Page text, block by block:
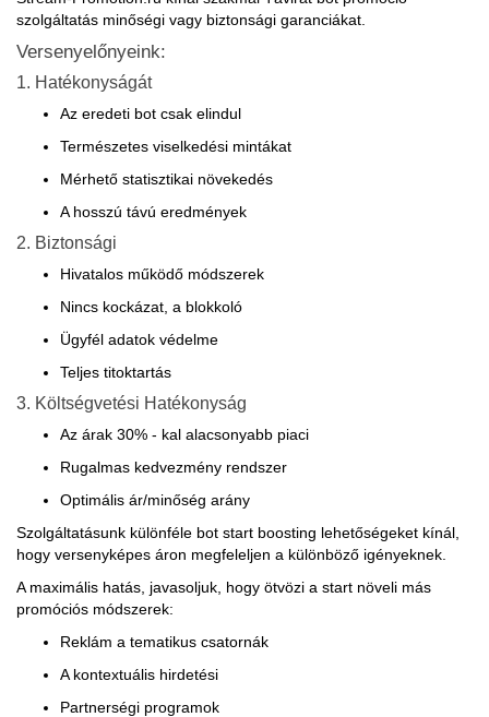
szolgáltatás minőségi vagy biztonsági garanciákat.
Versenyelőnyeink:
1. Hatékonyságát
Az eredeti bot csak elindul
Természetes viselkedési mintákat
Mérhető statisztikai növekedés
A hosszú távú eredmények
2. Biztonsági
Hivatalos működő módszerek
Nincs kockázat, a blokkoló
Ügyfél adatok védelme
Teljes titoktartás
3. Költségvetési Hatékonyság
Az árak 30% - kal alacsonyabb piaci
Rugalmas kedvezmény rendszer
Optimális ár/minőség arány
Szolgáltatásunk különféle bot start boosting lehetőségeket kínál,
hogy versenyképes áron megfeleljen a különböző igényeknek.
A maximális hatás, javasoljuk, hogy ötvözi a start növeli más
promóciós módszerek:
Reklám a tematikus csatornák
A kontextuális hirdetési
Partnerségi programok